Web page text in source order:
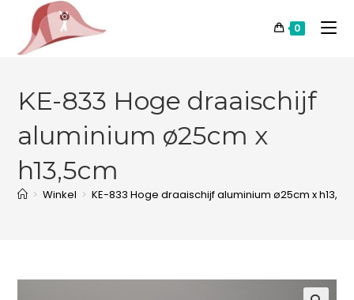
0
KE-833 Hoge draaischijf
aluminium ø25cm x
h13,5cm
> Winkel > KE-833 Hoge draaischijf aluminium ø25cm x